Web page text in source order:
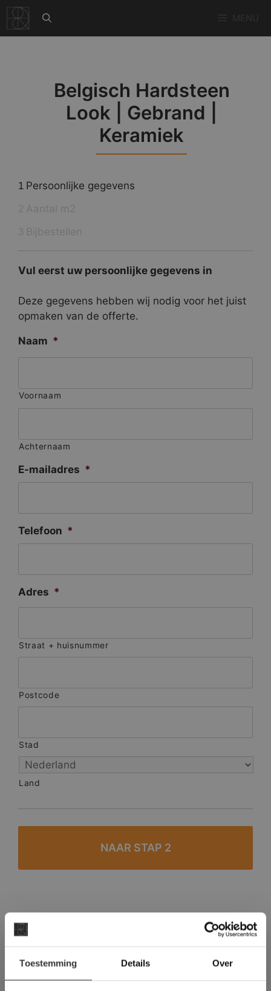
Toestemming Details Over
naar
de
Belgisch Hardsteen
Look | Gebrand |
Keramiek
1 Persoonlijke gegevens
Vul eerst uw persoonlijke gegevens in
Deze gegevens hebben wij nodig voor het juist
opmaken van de offerte.
Naam *
Voornaam
Achternaam
E-mailadres *
Telefoon *
Adres *
Straat + huisnummer
Postcode
Stad
Land
#1 in de categorie vloeren op Trustpilot
Binnen 24 uur een passende offerte
Meer dan 500 m2 showroom
Deze website maakt
gebruik van cookies.